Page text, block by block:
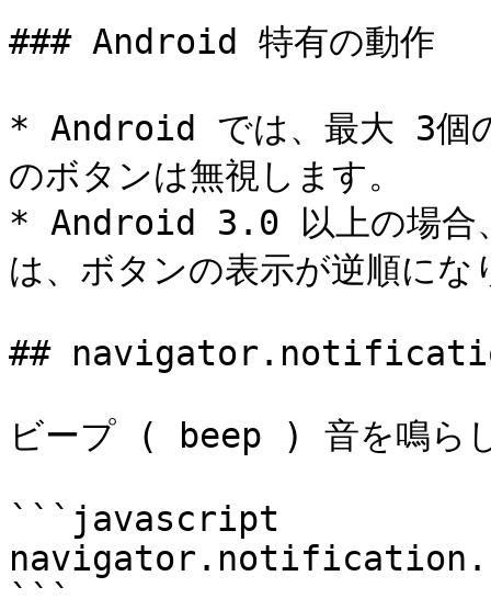
### Android 特有の動作
* Android では、最大 3個
のボタンは無視します。
* Android 3.0 以上の場合
は、ボタンの表示が逆順にな
##
ビープ ( beep ) 音を鳴ら
```javascript
```